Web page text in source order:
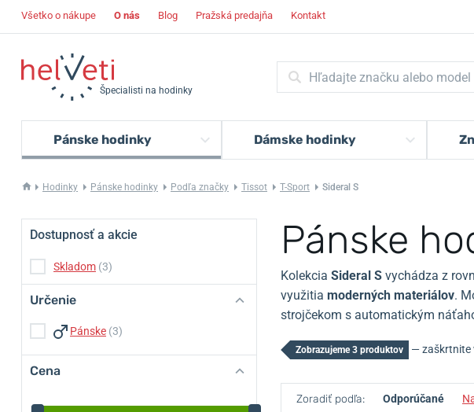
Všetko o nákupe O nás Blog Pražská predajňa Kontakt
Špecialisti na hodinky
Pánske hodinky Dámske hodinky
Hodinky Pánske hodinky Podľa značky Tissot T-Sport Sideral S
Pánske
Kolekcia Sideral S vychádza z
využitia moderných materiálov.
strojčekom s automatickým
Dostupnosť a akcie
Skladom (3)
Určenie
Pánske (3)
Cena
Zobrazujeme 3 produktov — zaškrtnite
Zoradiť podľa: Odporúčané